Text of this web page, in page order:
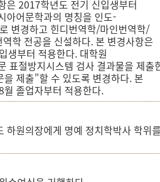
은 2017학년도 전기 신입생부터
아어문학과의 명칭을 인도-
변경하고 힌디번역학/마인번역학/
학 전공을 신설하다. 본 변경사항은
생부터 적용한다. 대학원
표절방지시스템 검사 결과물을 제출
제출”할 수 있도록 변경하다. 본
졸업자부터 적용한다.
하원의장에게 명예 정치학박사 학위